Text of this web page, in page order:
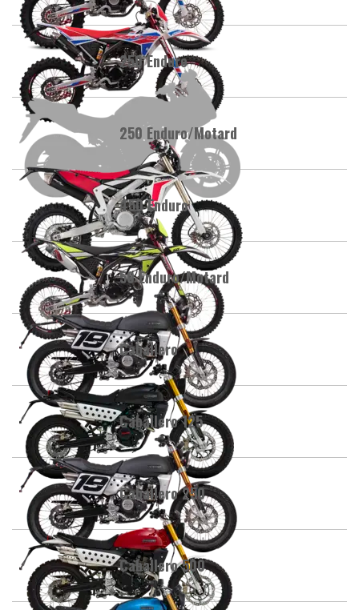
250 Enduro
250 Enduro/Motard
450 Enduro
50 Enduro/Motard
Caballero
Caballero 125
Caballero 250
Caballero 500